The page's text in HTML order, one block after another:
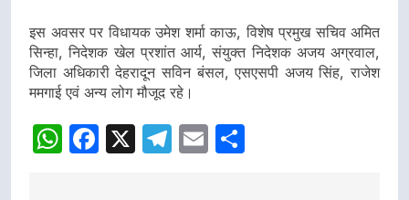
इस अवसर पर विधायक उमेश शर्मा काऊ, विशेष प्रमुख सचिव अमित
सिन्हा, निदेशक खेल प्रशांत आर्य, संयुक्त निदेशक अजय अग्रवाल,
जिला अधिकारी देहरादून सविन बंसल, एसएसपी अजय सिंह, राजेश
ममगाई एवं अन्य लोग मौजूद रहे।
WhatsApp
Facebook
X Telegram
Email